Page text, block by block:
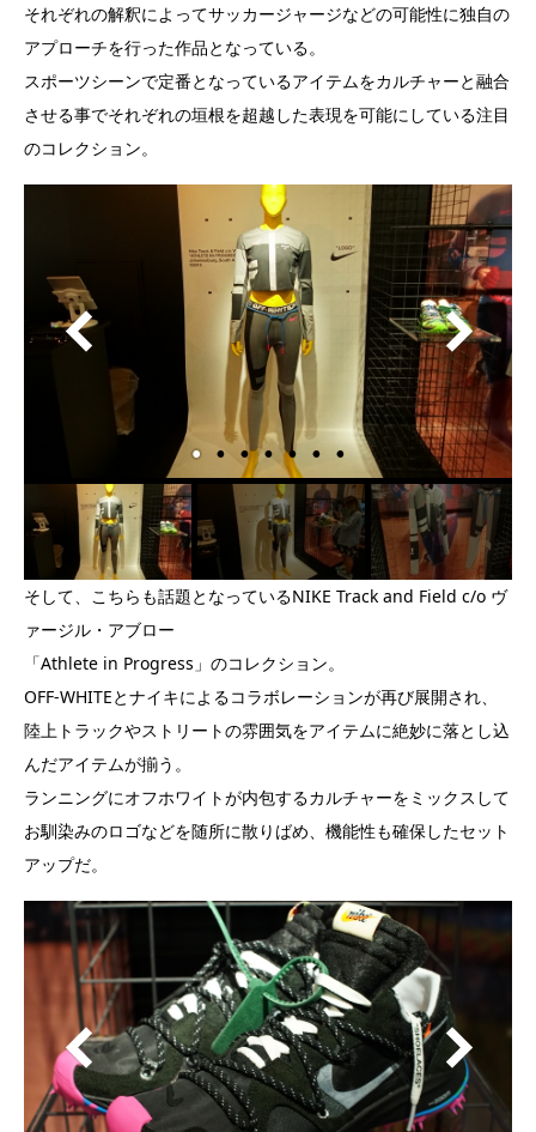
それぞれの解釈によってサッカージャージなどの可能性に独自の
アプローチを行った作品となっている。
スポーツシーンで定番となっているアイテムをカルチャーと融合
させる事でそれぞれの垣根を超越した表現を可能にしている注目
のコレクション。
そして、こちらも話題となっているNIKE Track and Field c/o ヴ
ァージル・アブロー
「Athlete in Progress」のコレクション。
OFF-WHITEとナイキによるコラボレーションが再び展開され、
陸上トラックやストリートの雰囲気をアイテムに絶妙に落とし込
んだアイテムが揃う。
ランニングにオフホワイトが内包するカルチャーをミックスして
お馴染みのロゴなどを随所に散りばめ、機能性も確保したセット
アップだ。